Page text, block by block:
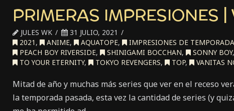
PRIMERAS IMPRESIONES
JULES WK
31 JULIO, 2021
2021 , ANIME, AQUATOPE, IMPRESIONES DE TEMPORADA
PEACH BOY RIVERSIDE, SHINIGAMI BOCCHAN, SONNY BOY,
TO YOUR ETERNITY, TOKYO REVENGERS, TOP, VANITAS
Mitad de año y muchas más series que ver en el receso
la temporada pasada, esta vez la cantidad de series (y